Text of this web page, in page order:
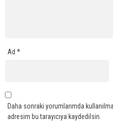
Ad *
Daha sonraki yorumlarımda
adresim bu tarayıcıya kaydedilsin.